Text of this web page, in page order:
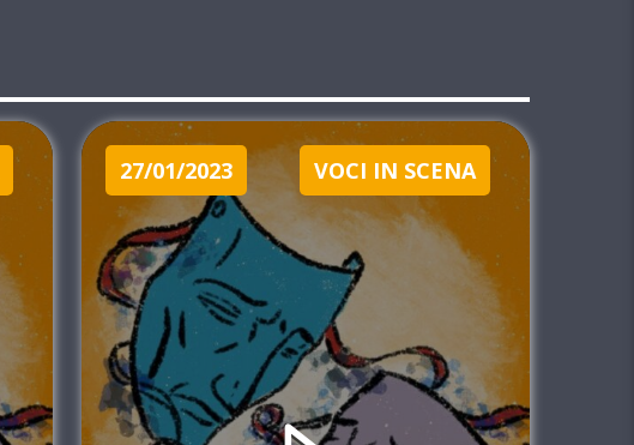
27/01/2023 VOCI IN SCENA